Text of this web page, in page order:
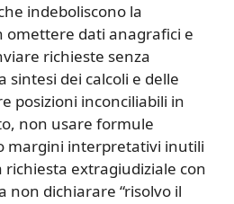
indeboliscono la
omettere dati anagrafici e
richieste senza
dei calcoli e delle
posizioni inconciliabili in
non usare formule
margini interpretativi inutili
extragiudiziale con
non dichiarare “risolvo il